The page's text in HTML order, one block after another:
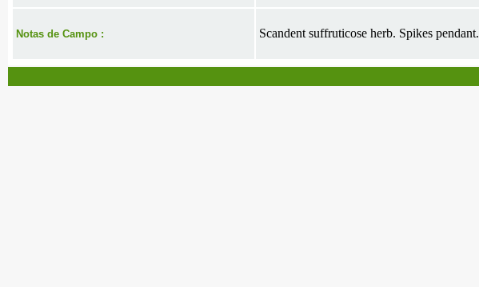
Notas de Campo : Scandent suffruticose herb. Spikes pendant.